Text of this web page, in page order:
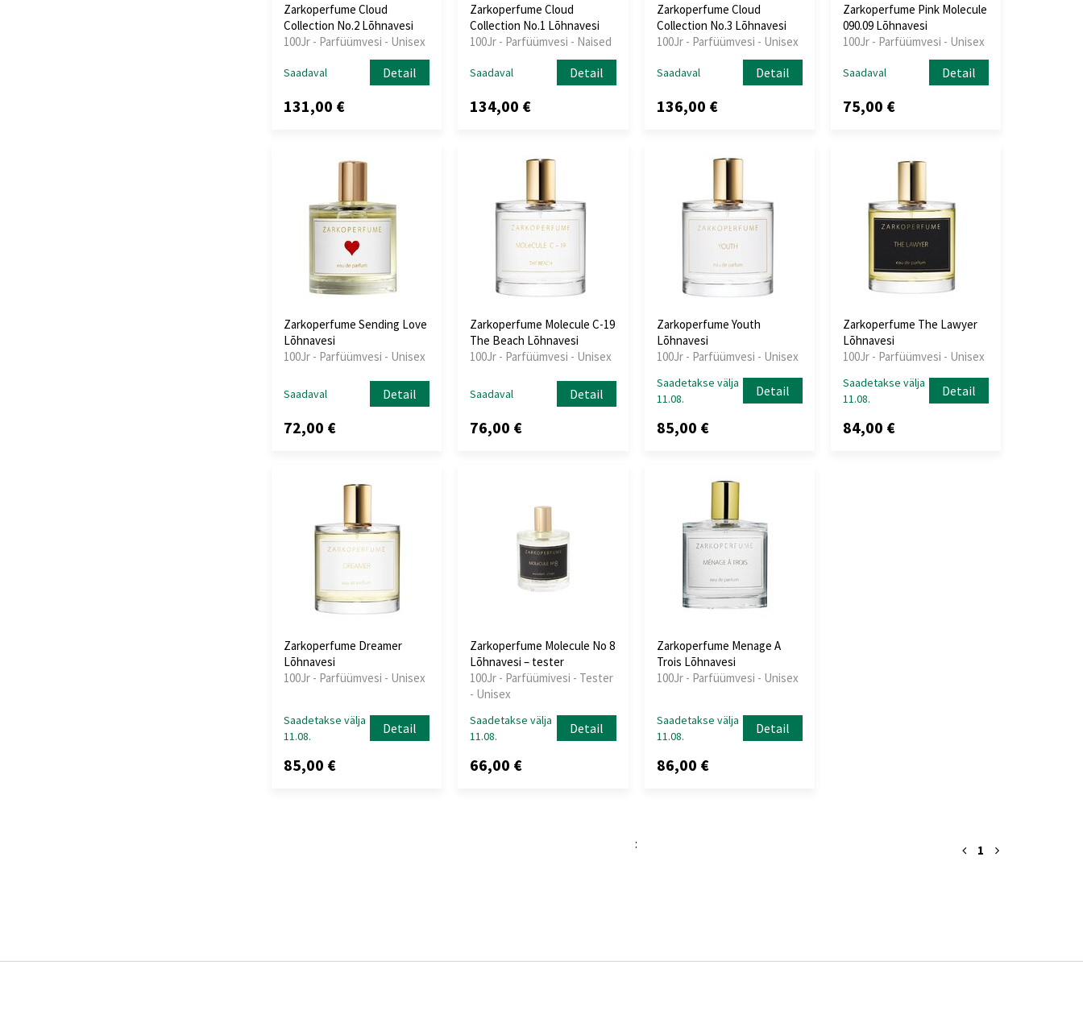
Zarkoperfume Cloud
Collection No.2 Lõhnavesi
100Jr - Parfüümvesi - Unisex
Saadaval Detail
131,00 €
Zarkoperfume Cloud
Collection No.1 Lõhnavesi
100Jr - Parfüümvesi - Naised
Saadaval Detail
134,00 €
Zarkoperfume Cloud
Collection No.3 Lõhnavesi
100Jr - Parfüümvesi - Unisex
Saadaval Detail
136,00 €
Zarkoperfume Pink Molecule
090.09 Lõhnavesi
100Jr - Parfüümvesi - Unisex
Saadaval Detail
75,00 €
Zarkoperfume Sending Love
Lõhnavesi
100Jr - Parfüümvesi - Unisex
Saadaval Detail
72,00 €
Zarkoperfume Molecule C-19
The Beach Lõhnavesi
100Jr - Parfüümvesi - Unisex
Saadaval Detail
76,00 €
Zarkoperfume Youth
Lõhnavesi
100Jr - Parfüümvesi - Unisex
Saadetakse välja
11.08.
Detail
85,00 €
Zarkoperfume The Lawyer
Lõhnavesi
100Jr - Parfüümvesi - Unisex
Saadetakse välja
11.08.
Detail
84,00 €
Zarkoperfume Dreamer
Lõhnavesi
100Jr - Parfüümvesi - Unisex
Saadetakse välja
11.08.
Detail
85,00 €
Zarkoperfume Molecule No 8
Lõhnavesi – tester
100Jr - Parfüümivesi - Tester
- Unisex
Saadetakse välja
11.08.
Detail
66,00 €
Zarkoperfume Menage A
Trois Lõhnavesi
100Jr - Parfüümvesi - Unisex
Saadetakse välja
11.08.
Detail
86,00 €
: 1